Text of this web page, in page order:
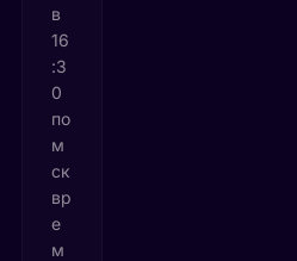
в
16
:3
0
по
м
ск
вр
е
м